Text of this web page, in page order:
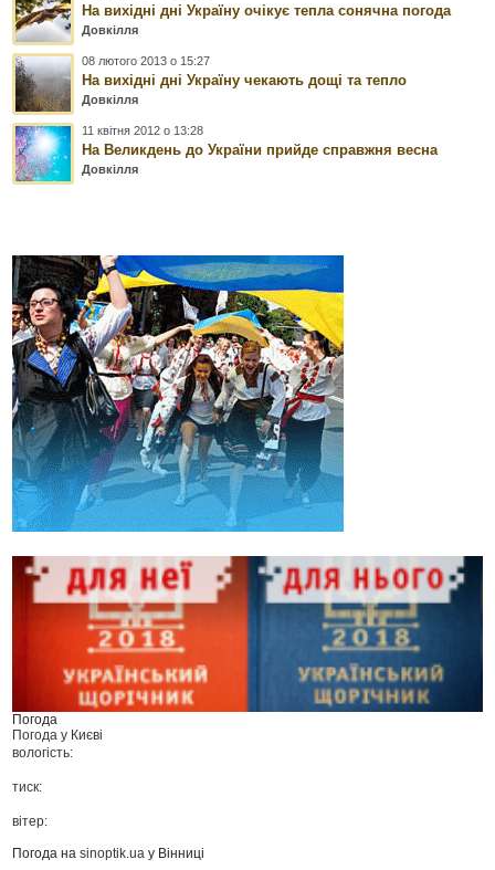
На вихідні дні Україну очікує тепла сонячна погода
Довкілля
08 лютого 2013 о 15:27
На вихідні дні Україну чекають дощі та тепло
Довкілля
11 квітня 2012 о 13:28
На Великдень до України прийде справжня весна
Довкілля
Погода
Погода у Києві
вологість:
тиск:
вітер:
Погода наsinoptik.ua у Вінниці